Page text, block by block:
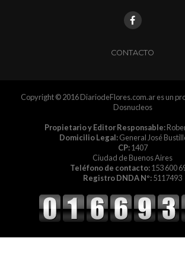
CONTACTO
Copyright © 2016 DiariodeFlores.com.ar es un
Dosnucleos
Propietario y Editor Responsable:
Domicilio Legal:General José
CP:1407
Ciudad de Buenos Aires
Teléfono de contacto:153 600
Registro DNDA Nº:5117493